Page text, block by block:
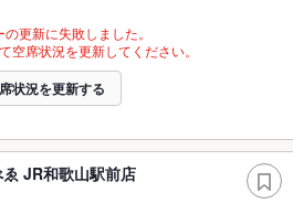
更新に失敗しました。
空席状況を更新してください。
状況を更新する
JR和歌山駅前店